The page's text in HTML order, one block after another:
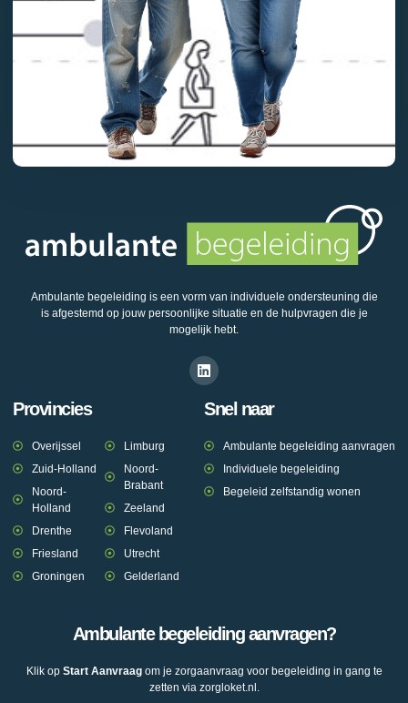
Ambulante begeleiding is een vorm van individuele ondersteuning die
is afgestemd op jouw persoonlijke situatie en de hulpvragen die je
mogelijk hebt.
Provincies
Overijssel
Zuid-Holland
Noord-
Holland
Drenthe
Friesland
Groningen
Limburg
Noord-
Brabant
Zeeland
Flevoland
Utrecht
Gelderland
Snel naar
Ambulante begeleiding aanvragen
Individuele begeleiding
Begeleid zelfstandig wonen
Ambulante begeleiding aanvragen?
Klik op Start Aanvraagom je zorgaanvraag voor begeleiding in gang te
zetten via zorgloket.nl.